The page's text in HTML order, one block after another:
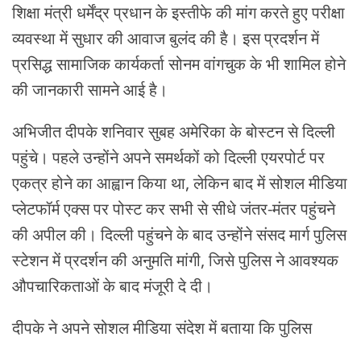
शिक्षा मंत्री धर्मेंद्र प्रधान के इस्तीफे की मांग करते हुए परीक्षा
व्यवस्था में सुधार की आवाज बुलंद की है। इस प्रदर्शन में
प्रसिद्ध सामाजिक कार्यकर्ता सोनम वांगचुक के भी शामिल होने
की जानकारी सामने आई है।
अभिजीत दीपके शनिवार सुबह अमेरिका के बोस्टन से दिल्ली
पहुंचे। पहले उन्होंने अपने समर्थकों को दिल्ली एयरपोर्ट पर
एकत्र होने का आह्वान किया था, लेकिन बाद में सोशल मीडिया
प्लेटफॉर्म एक्स पर पोस्ट कर सभी से सीधे जंतर-मंतर पहुंचने
की अपील की। दिल्ली पहुंचने के बाद उन्होंने संसद मार्ग पुलिस
स्टेशन में प्रदर्शन की अनुमति मांगी, जिसे पुलिस ने आवश्यक
औपचारिकताओं के बाद मंजूरी दे दी।
दीपके ने अपने सोशल मीडिया संदेश में बताया कि पुलिस